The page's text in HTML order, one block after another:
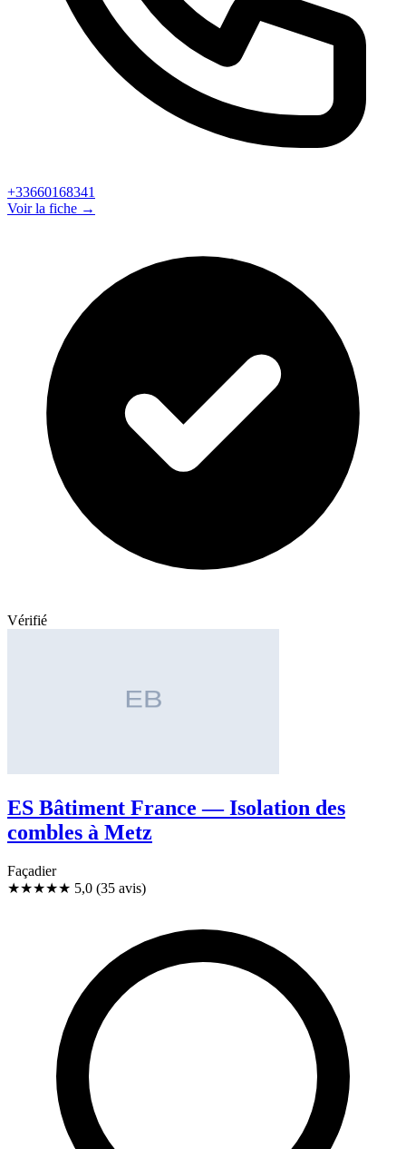
+33660168341
Voir la fiche →
Vérifié
ES Bâtiment France — Isolation des
combles à Metz
Façadier
★★★★★ 5,0 (35 avis)